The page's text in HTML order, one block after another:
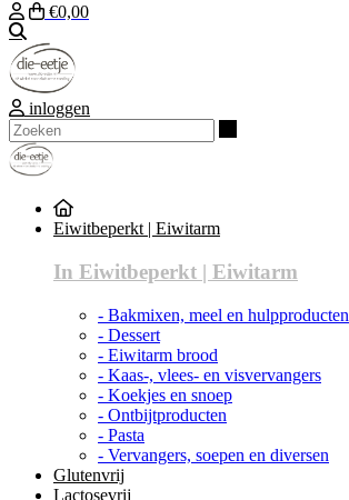
€0,00
inloggen
Eiwitbeperkt | Eiwitarm
In Eiwitbeperkt | Eiwitarm
- Bakmixen, meel en hulpproducten
- Dessert
- Eiwitarm brood
- Kaas-, vlees- en visvervangers
- Koekjes en snoep
- Ontbijtproducten
- Pasta
- Vervangers, soepen en diversen
Glutenvrij
Lactosevrij